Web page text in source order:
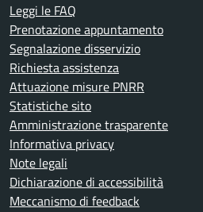
Leggi le FAQ
Prenotazione appuntamento
Segnalazione disservizio
Richiesta assistenza
Attuazione misure PNRR
Statistiche sito
Amministrazione trasparente
Informativa privacy
Note legali
Dichiarazione di accessibilità
Meccanismo di feedback